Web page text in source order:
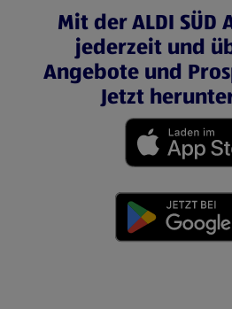
Mit der ALDI SÜD
jederzeit und
Angebote und
Jetzt